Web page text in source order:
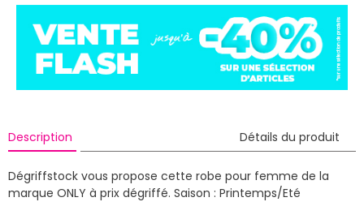
Description Détails du produit
Dégriffstock vous propose cette robe pour femme de la
marque ONLY à prix dégriffé. Saison : Printemps/Eté